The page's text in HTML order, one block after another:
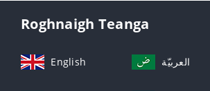
Roghnaigh Teanga
English العربيّة